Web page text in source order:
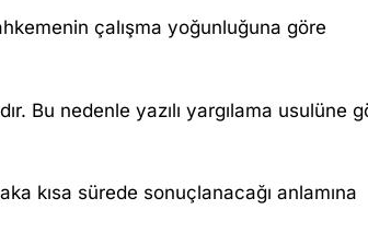
çalışma yoğunluğuna göre
Bu nedenle yazılı yargılama usulüne
kısa sürede sonuçlanacağı anlamına